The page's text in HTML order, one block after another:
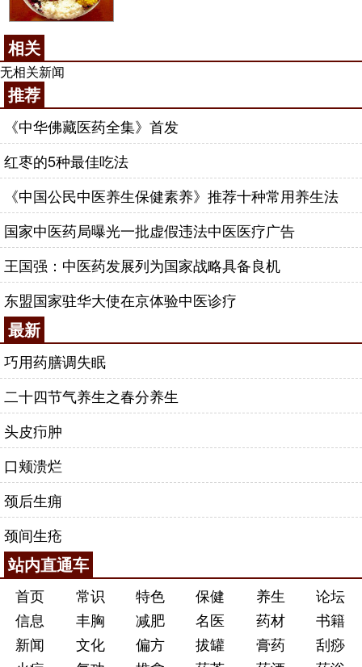
相关
无相关新闻
推荐
《中华佛藏医药全集》首发
红枣的5种最佳吃法
《中国公民中医养生保健素养》推荐十种常用养生法
国家中医药局曝光一批虚假违法中医医疗广告
王国强：中医药发展列为国家战略具备良机
东盟国家驻华大使在京体验中医诊疗
最新
巧用药膳调失眠
二十四节气养生之春分养生
头皮疖肿
口颊溃烂
颈后生痈
颈间生疮
站内直通车
首页 常识 特色 保健 养生
论坛
信息
丰胸 减肥 名医 药材
书籍
新闻
文化 偏方 拔罐 膏药
刮痧